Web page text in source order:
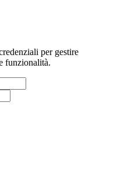
per gestire
funzionalità.